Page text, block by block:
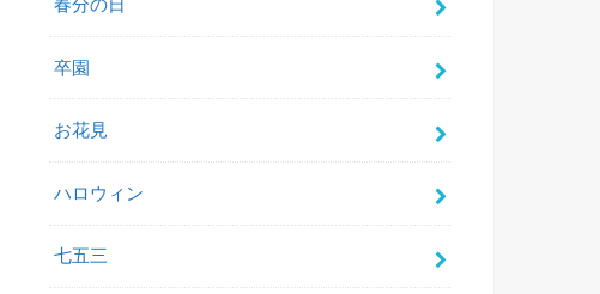
春分の日
卒園
お花見
ハロウィン
七五三